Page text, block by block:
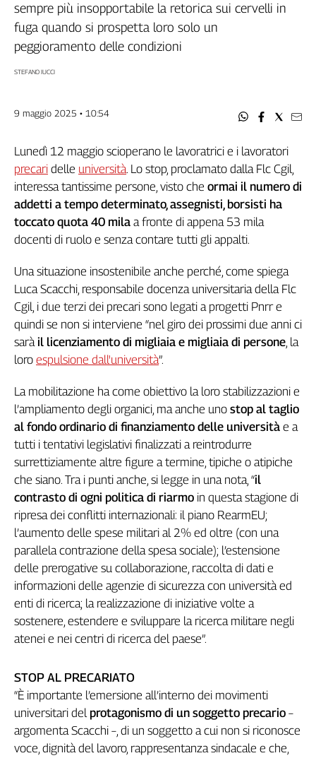
Fiom
Flai
Flc
Nidil
Spi
Inca
Caaf
Speciali
G8
Genova,
il
sangue
della
ragione
120
anni
Collettiva
Academy
Collettiva
Play
Rubriche
Collettiva
Talk
La
settimana
Collettiva
Girasoli
Il
Sassolino
Linea
Economica
It
Easy
Inserti
Idea
sempre più insopportabile la retorica sui cervelli in
fuga quando si prospetta loro solo un
peggioramento delle condizioni
STEFANO IUCCI
9 maggio 2025 • 10:54
Lunedì 12 maggio scioperano le lavoratrici e i lavoratori
precari delle università. Lo stop, proclamato dalla Flc Cgil,
interessa tantissime persone, visto che ormai il numero di
addetti a tempo determinato, assegnisti, borsisti ha
toccato quota 40 mila a fronte di appena 53 mila
docenti di ruolo e senza contare tutti gli appalti.
Una situazione insostenibile anche perché, come spiega
Luca Scacchi, responsabile docenza universitaria della Flc
Cgil, i due terzi dei precari sono legati a progetti Pnrr e
quindi se non si interviene “nel giro dei prossimi due anni ci
saràil licenziamento di migliaia e migliaia di persone, la
loro espulsione dall'università”.
La mobilitazione ha come obiettivo la loro stabilizzazioni e
l’ampliamento degli organici, ma anche uno stop al taglio
al fondo ordinario di finanziamento delle università e a
tutti i tentativi legislativi finalizzati a reintrodurre
surrettiziamente altre figure a termine, tipiche o atipiche
che siano. Tra i punti anche, si legge in una nota, “il
contrasto di ogni politica di riarmo in questa stagione di
ripresa dei conflitti internazionali: il piano RearmEU;
l’aumento delle spese militari al 2% ed oltre (con una
parallela contrazione della spesa sociale); l’estensione
delle prerogative su collaborazione, raccolta di dati e
informazioni delle agenzie di sicurezza con università ed
enti di ricerca; la realizzazione di iniziative volte a
sostenere, estendere e sviluppare la ricerca militare negli
atenei e nei centri di ricerca del paese”.
STOP AL PRECARIATO
“È importante l’emersione all’interno dei movimenti
universitari del protagonismo di un soggetto precario –
argomenta Scacchi –, di un soggetto a cui non si riconosce
voce, dignità del lavoro, rappresentanza sindacale e che,